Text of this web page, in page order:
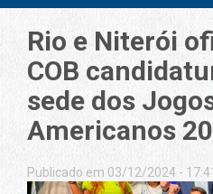
Rio e Niterói
COB
sede dos
Americanos
Publicado em 03/12/2024 - 17:41